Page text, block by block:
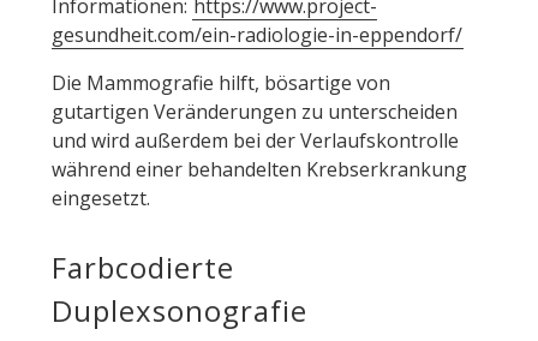
Informationen: https://www.project-
gesundheit.com/ein-radiologie-in-eppendorf/
Die Mammografie hilft, bösartige von
gutartigen Veränderungen zu unterscheiden
und wird außerdem bei der Verlaufskontrolle
während einer behandelten Krebserkrankung
eingesetzt.
Farbcodierte
Duplexsonografie